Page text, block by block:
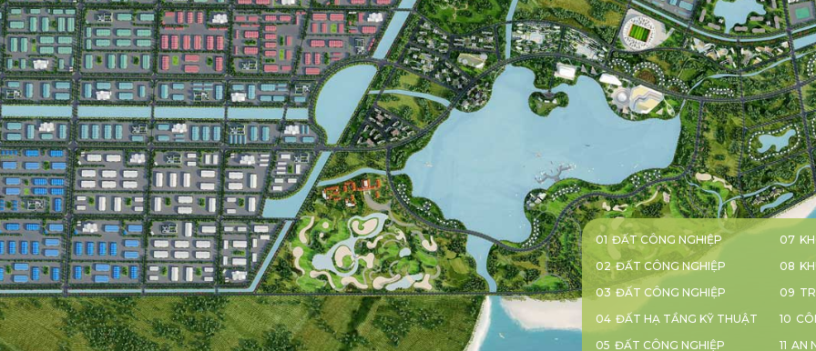
01 ĐẤT CÔNG NGHIỆP
02 ĐẤT CÔNG NGHIỆP
03 ĐẤT CÔNG NGHIỆP
04 ĐẤT HẠ TẦNG KỸ THUẬT
05 ĐẤT CÔNG NGHIỆP
07
08
09
10
11 AN